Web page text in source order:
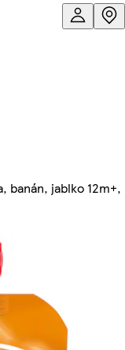
banán, jablko 12m+,